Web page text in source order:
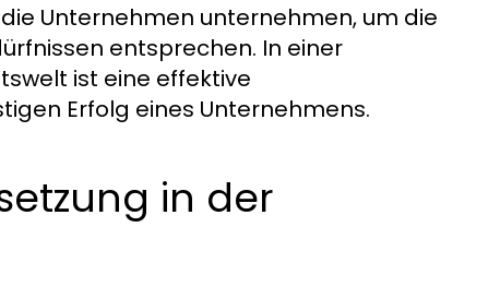
Unternehmen unternehmen, um die
entsprechen. In einer
ist eine effektive
Erfolg eines Unternehmens.
in der